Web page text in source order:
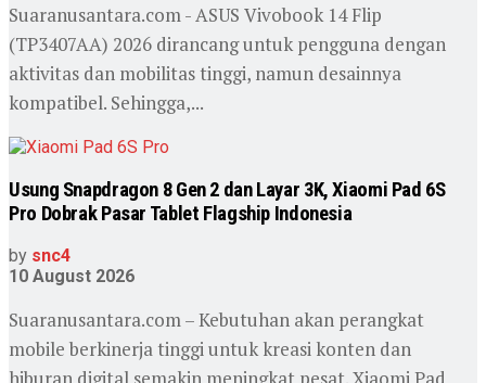
Suaranusantara.com - ‎ASUS Vivobook 14 Flip
(TP3407AA) 2026 dirancang untuk pengguna dengan
aktivitas dan mobilitas tinggi, namun desainnya
kompatibel. Sehingga,...
Usung Snapdragon 8 Gen 2 dan Layar 3K, Xiaomi Pad 6S
Pro Dobrak Pasar Tablet Flagship Indonesia
by snc4
10 August 2026
Suaranusantara.com – Kebutuhan akan perangkat
mobile berkinerja tinggi untuk kreasi konten dan